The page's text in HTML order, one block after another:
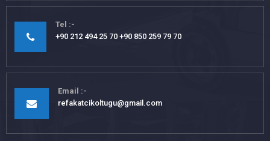
Tel
+90 212 494 25 70 +90 850 259 79 70
Email
refakatcikoltugu@gmail.com